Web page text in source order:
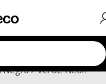
Negra / Verde Neón